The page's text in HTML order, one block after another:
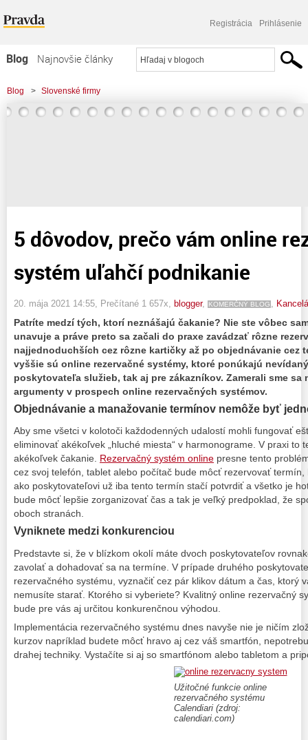
Registrácia Prihlásenie
Blog
Najnovšie články
Najčítanejšie články
Najkomentovanejšie články
Blog > Slovenské firmy
> 5 dôvodov, prečo vám online rezervačný systém uľahčí podnikanie
5 dôvodov, prečo vám online
systém uľahčí podnikanie
20. mája 2021 14:55 , Prečítané 1 657x, blogger, KOMERČNÝ BLOG
Patríte medzí tých, ktorí neznášajú čakanie? Nie ste vôbec
unavuje a práve preto sa začali do praxe zavádzať rôzne
najjednoduchších cez rôzne kartičky až po objednávanie cez
vyššie sú online rezervačné systémy, ktoré ponúkajú
poskytovateľa služieb, tak aj pre zákazníkov. Zamerali sme sa
argumenty v prospech online rezervačných systémov.
Objednávanie a manažovanie termínov nemôže byť
Aby sme všetci v kolotoči každodenných udalostí mohli fungovať
eliminovať akékoľvek „hluché miesta“ v harmonograme. V praxi to
akékoľvek čakanie. Rezervačný systém online presne tento
cez svoj telefón, tablet alebo počítač bude môcť rezervovať
ako poskytovateľovi už iba tento termín stačí potvrdiť a všetko je
bude môcť lepšie zorganizovať čas a tak je veľký predpoklad, že
oboch stranách.
Vyniknete medzi konkurenciou
Predstavte si, že v blízkom okolí máte dvoch poskytovateľov
zavolať a dohadovať sa na termíne. V prípade druhého
rezervačného systému, vyznačiť cez pár klikov dátum a čas, ktorý
nemusíte starať. Ktorého si vyberiete? Kvalitný online rezervačný
bude pre vás aj určitou konkurenčnou výhodou.
Implementácia rezervačného systému dnes navyše nie je ničím
kurzov napríklad budete môcť hravo aj cez váš smartfón,
drahej techniky. Vystačíte si aj so smartfónom alebo tabletom a
Užitočné funkcie online
rezervačného systému
Calendiari (zdroj:
calendiari.com)